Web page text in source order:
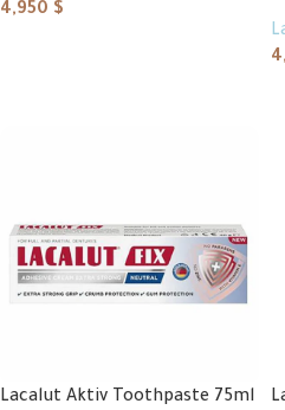
4,950 $
Lacalut Aktiv Toothpaste 75ml